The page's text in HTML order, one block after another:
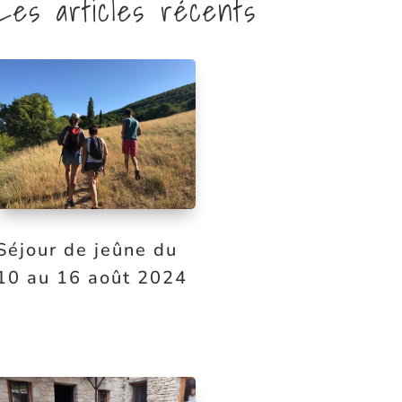
articles récents
de jeûne du
au 16 août 2024